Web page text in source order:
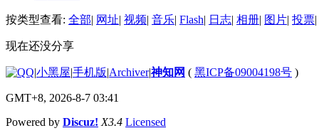
按类型查看: 全部| 网址| 视频| 音乐| Flash| 日志| 相册| 图片| 投票|
现在还没分享
|小黑屋|手机版|Archiver|神知网 ( 黑ICP备09004198号 )
GMT+8, 2026-8-7 03:41
Powered by Discuz! X3.4 Licensed